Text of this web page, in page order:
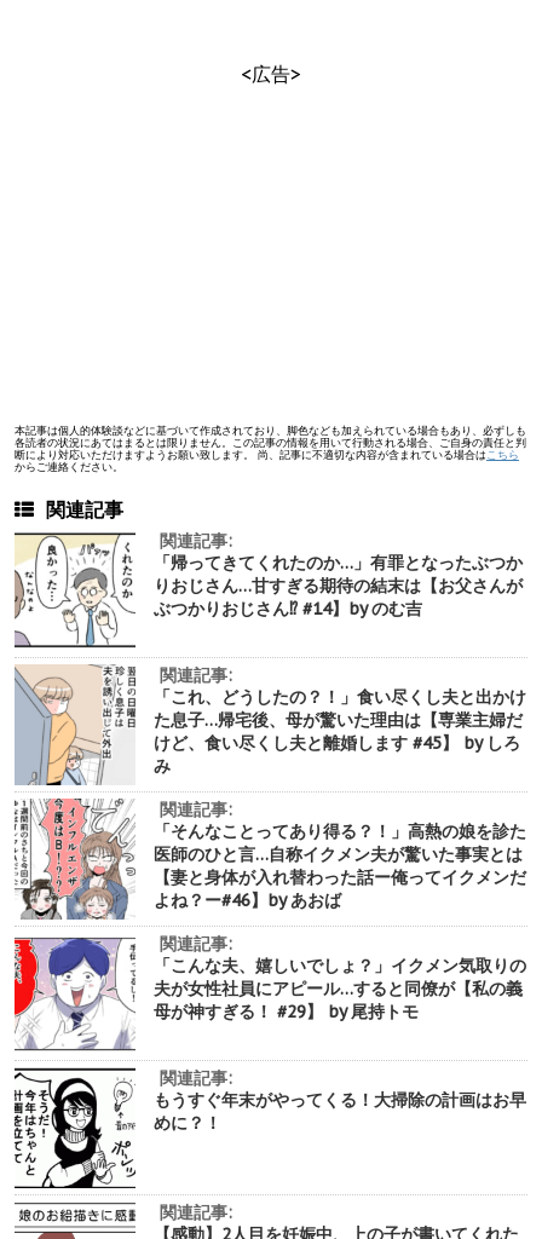
<広告>
本記事は個人的体験談などに基づいて作成されており、脚色なども加えられている場合もあり、必ずしも
各読者の状況にあてはまるとは限りません。この記事の情報を用いて行動される場合、ご自身の責任と判
断により対応いただけますようお願い致します。 尚、記事に不適切な内容が含まれている場合はこちら
からご連絡ください。
関連記事
関連記事:
「帰ってきてくれたのか…」有罪となったぶつか
りおじさん…甘すぎる期待の結末は【お父さんが
ぶつかりおじさん⁉︎ #14】by のむ吉
関連記事:
「これ、どうしたの？！」食い尽くし夫と出かけ
た息子…帰宅後、母が驚いた理由は【専業主婦だ
けど、食い尽くし夫と離婚します #45】 by しろ
み
関連記事:
「そんなことってあり得る？！」高熱の娘を診た
医師のひと言…自称イクメン夫が驚いた事実とは
【妻と身体が入れ替わった話ー俺ってイクメンだ
よね？ー#46】by あおば
関連記事:
「こんな夫、嬉しいでしょ？」イクメン気取りの
夫が女性社員にアピール…すると同僚が【私の義
母が神すぎる！ #29】 by 尾持トモ
関連記事:
もうすぐ年末がやってくる！大掃除の計画はお早
めに？！
関連記事: